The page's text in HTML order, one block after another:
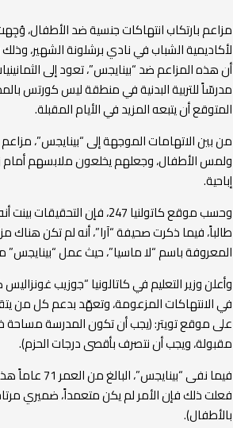
مزاعم بارتكاب انتهاكات جنسية ضد الأطفال،
لأكاديمية الشباب في نادي برشلونة الشهير،
أن هذه المزاعم ضد “بينايجس”، تعود إلى
مدرسّاً للتربية البدنية في منطقة ليس كورتس
المتوقع أن يتبعه المزيد في الأيام المقبلة.
من بين الاتهامات الموجهة إلى “بينايجس”،
ولمس الأطفال، وجعلهم يخلعون ملابسهم
إباحية.
طالباً، فيما ذكرت صحيفة “آرا”، أنه لم تكن
المعروفة باسم “لا ماسيا”، حيث عمل “بينايجس” من عام 1992
وأعلن وزير التعليم في كاتالونيا “جوزيب
في الانتهاكات المزعومة، وتعهّد بدعم كل من
على موقع تويتر: (يجب أن تكون المدرسة
مقبولة، ويجب أن نتصرف بأقصى درجات الحزم).
فيما نفى
فعلت ذلك فإن الأمر لم يكن متعمداً، ضميري
بالأطفال).